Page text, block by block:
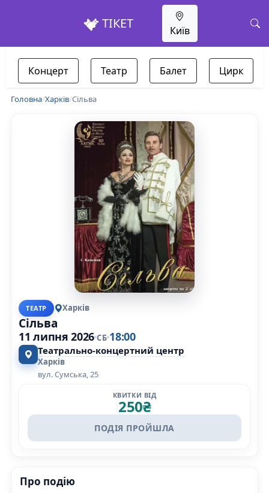
ТІКЕТ Київ
Концерт Театр Балет Цирк
Головна/Харків/Сільва
ТЕАТР Харків
Сільва
11 липня 2026 СБ 18:00
Театрально-концертний центр
Харків
вул. Сумська, 25
КВИТКИ ВІД
250₴
ПОДІЯ ПРОЙШЛА
Про подію